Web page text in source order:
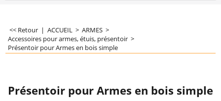
<< Retour | ACCUEIL > ARMES >
Accessoires pour armes, étuis, présentoir >
Présentoir pour Armes en bois simple
Présentoir pour Armes en bois simple